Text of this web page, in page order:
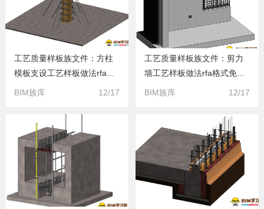
工艺质量样板族文件：方柱
模板支设工艺样板做法rfa格
式免费下载
BIM族库 12/17
工艺质量样板族文件：剪力
墙工艺样板做法rfa格式免费
下载
BIM族库 12/17